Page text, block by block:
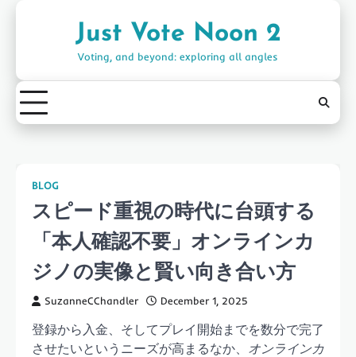
Just Vote Noon 2
Voting, and beyond: exploring all angles
BLOG
スピード重視の時代に台頭する
「本人確認不要」オンラインカ
ジノの実像と賢い向き合い方
SuzanneCChandler December 1, 2025
登録から入金、そしてプレイ開始までを数分で完了
させたいというニーズが高まるなか、 オンラインカ